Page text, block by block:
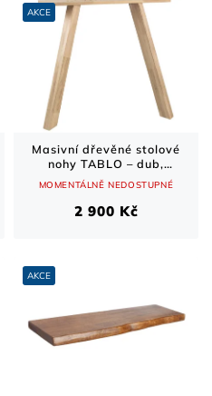
AKCE
Masivní dřevěné stolové
nohy TABLO – dub,
čtvercové, sada 2 ks
MOMENTÁLNĚ NEDOSTUPNÉ
2 900 Kč
AKCE